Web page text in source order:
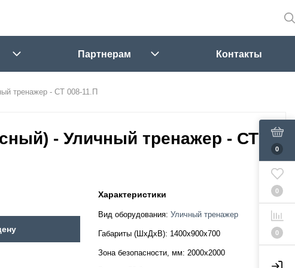
Партнерам Контакты
0
0
0
тренажер - СТ 008-11.П
- Уличный тренажер - СТ
Характеристики
Вид оборудования: Уличный тренажер
Габариты (ШхДхВ): 1400х900х700
Зона безопасности, мм: 2000х2000